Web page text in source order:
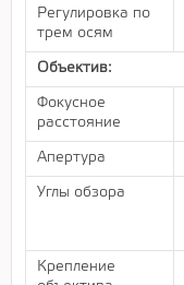
Регулировка по
трем осям
Объектив:
Фокусное
расстояние
Апертура
Углы обзора
Крепление